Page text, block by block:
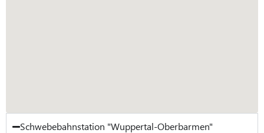
Schwebebahnstation "Wuppertal-Oberbarmen"